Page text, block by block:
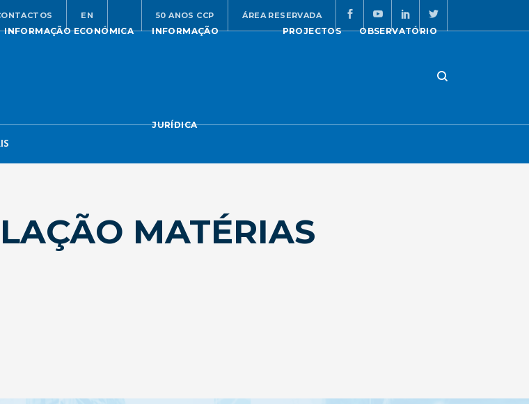
EN 50 ANOS CCP ÁREA RESERVADA
INFORMAÇÃO ECONÓMICA INFORMAÇÃO
JURÍDICA
PROJECTOS OBSERVATÓRIO
MATÉRIAS